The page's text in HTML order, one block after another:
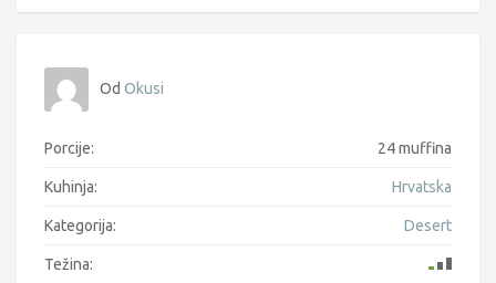
Od Okusi
Porcije: 24 muffina
Kuhinja: Hrvatska
Kategorija: Desert
Težina: